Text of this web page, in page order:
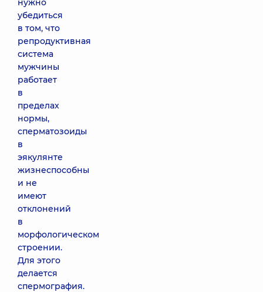
нужно
убедиться
в том, что
репродуктивная
система
мужчины
работает
в
пределах
нормы,
сперматозоиды
в
эякулянте
жизнеспособны
и не
имеют
отклонений
в
морфологическом
строении.
Для этого
делается
спермография.